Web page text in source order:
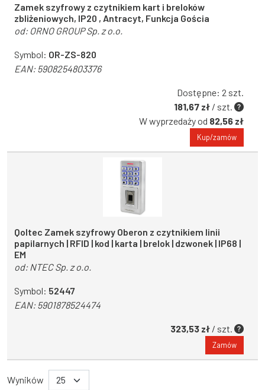
Zamek szyfrowy z czytnikiem kart i breloków
zbliżeniowych, IP20 , Antracyt, Funkcja Gościa
od: ORNO GROUP Sp. z o.o.
Symbol: OR-ZS-820
EAN:5908254803376
Dostępne: 2 szt.
181,67 zł / szt.
W wyprzedaży od 82,56 zł
Kup/zamów
Qoltec Zamek szyfrowy Oberon z czytnikiem linii
papilarnych | RFID | kod | karta | brelok | dzwonek | IP68 |
EM
od: NTEC Sp. z o.o.
Symbol: 52447
EAN:5901878524474
323,53 zł / szt.
Zamów
Wyników